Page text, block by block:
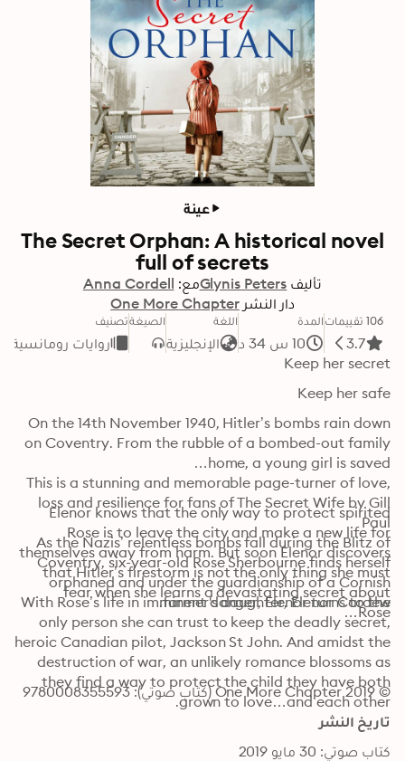
عينة
The Secret Orphan: A historical novel
full of secrets
تأليف Glynis Petersمع: Anna Cordell
دار النشر One More Chapter
106 تقييمات
3.7
المدة
10 س 34 د
اللغة
الإنجليزية
الصيغةتصنيف
روايات رومانسية
Keep her secret
Keep her safe
On the 14th November 1940, Hitler’s bombs rain down
on Coventry. From the rubble of a bombed-out family
This is a stunning and memorable page-turner of love,
As the Nazis’ relentless bombs fall during the Blitz of
Coventry, six-year-old Rose Sherbourne finds herself
orphaned and under the guardianship of a Cornish
farmer's daughter, Elenor Cardew.
Elenor knows that the only way to protect spirited
Rose is to leave the city and make a new life for
themselves away from harm. But soon Elenor discovers
that Hitler’s firestorm is not the only thing she must
fear when she learns a devastating secret about
Rose…
With Rose’s life in imminent danger, Elenor turns to the
only person she can trust to keep the deadly secret,
destruction of war, an unlikely romance blossoms as
they find a way to protect the child they have both
grown to love…and each other.
© 2019 One More Chapter (كتاب صوتي): 9780008355593
تاريخ النشر
كتاب صوتي: 30 مايو 2019